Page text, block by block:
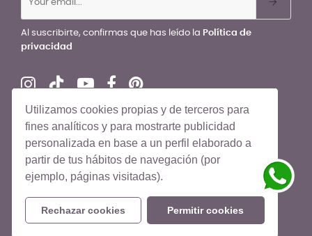
Utilizamos cookies propias y de terceros para
fines analíticos y para mostrarte publicidad
personalizada en base a un perfil elaborado a
partir de tus hábitos de navegación (por
ejemplo, páginas visitadas).
Rechazar cookies Permitir cookies
Al suscribirte, confirmas que has leído la Política de
privacidad
© El Recién Nacido 2026. Todos los derechos reservados